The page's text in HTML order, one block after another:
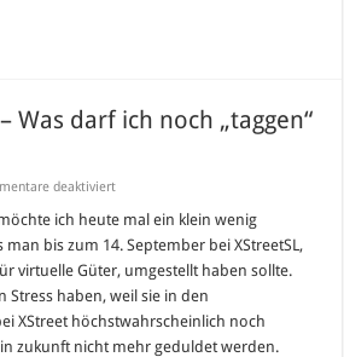
Was darf ich noch „taggen“
deaktiviertfür
Spam
Was
darf
ich
noch
„taggen“
bei
XStreetSL
ich heute mal ein klein wenig
bis zum 14. September bei XStreetSL,
virtuelle Güter, umgestellt haben sollte.
Stress haben, weil sie in den
XStreet höchstwahrscheinlich noch
zukunft nicht mehr geduldet werden.